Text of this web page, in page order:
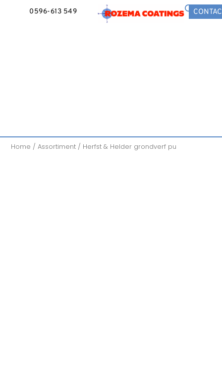
0596-613 549
Home /Assortiment / Herfst & Helder grondverf pu